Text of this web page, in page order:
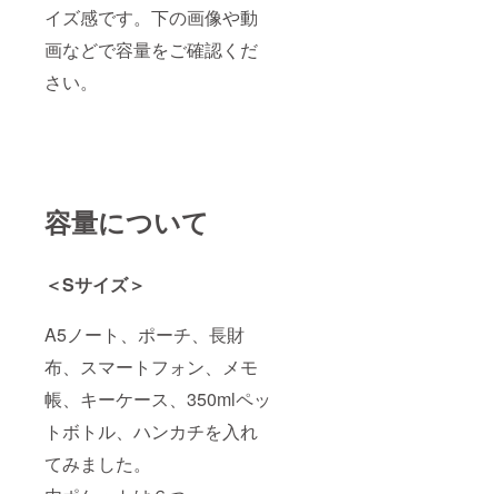
イズ感です。下の画像や動
画などで容量をご確認くだ
さい。
容量について
＜Sサイズ＞
A5ノート、ポーチ、長財
布、スマートフォン、メモ
帳、キーケース、350mlペッ
トボトル、ハンカチを入れ
てみました。